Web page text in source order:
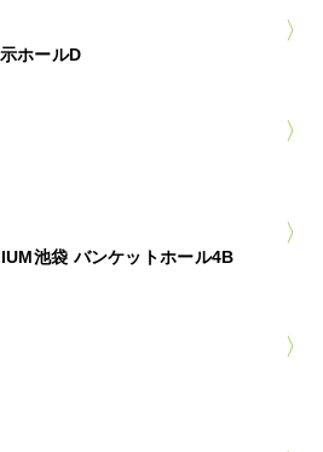
ホールD
池袋 バンケットホール4B